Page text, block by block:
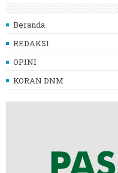
Beranda
REDAKSI
OPINI
KORAN DNM